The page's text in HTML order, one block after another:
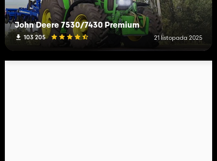
John Deere 7530/7430 Premium
103 205 21 listopada 2025